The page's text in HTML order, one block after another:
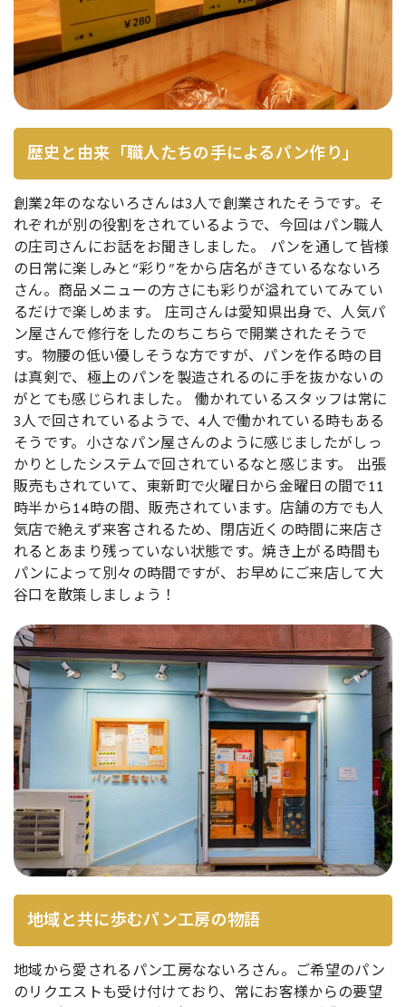
歴史と由来「職人たちの手によるパン作り」
創業2年のなないろさんは3人で創業されたそうです。そ
れぞれが別の役割をされているようで、今回はパン職人
の庄司さんにお話をお聞きしました。 パンを通して皆様
の日常に楽しみと“彩り”をから店名がきているなないろ
さん。商品メニューの方さにも彩りが溢れていてみてい
るだけで楽しめます。 庄司さんは愛知県出身で、人気パ
ン屋さんで修行をしたのちこちらで開業されたそうで
す。物腰の低い優しそうな方ですが、パンを作る時の目
は真剣で、極上のパンを製造されるのに手を抜かないの
がとても感じられました。 働かれているスタッフは常に
3人で回されているようで、4人で働かれている時もある
そうです。小さなパン屋さんのように感じましたがしっ
かりとしたシステムで回されているなと感じます。 出張
販売もされていて、東新町で火曜日から金曜日の間で11
時半から14時の間、販売されています。店舗の方でも人
気店で絶えず来客されるため、閉店近くの時間に来店さ
れるとあまり残っていない状態です。焼き上がる時間も
パンによって別々の時間ですが、お早めにご来店して大
谷口を散策しましょう！
地域と共に歩むパン工房の物語
地域から愛されるパン工房なないろさん。ご希望のパン
のリクエストも受け付けており、常にお客様からの要望